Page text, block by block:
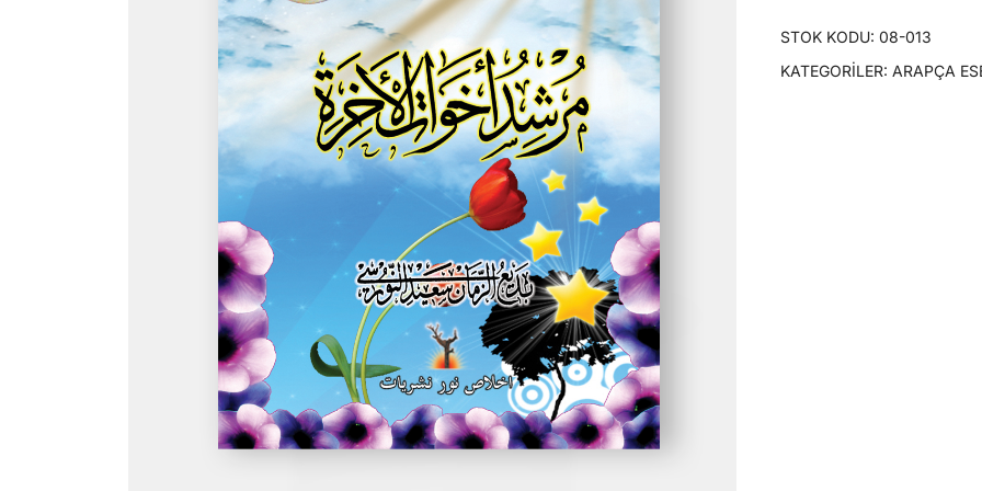
STOK KODU: 08-013
KATEGORILER: ARAPÇA